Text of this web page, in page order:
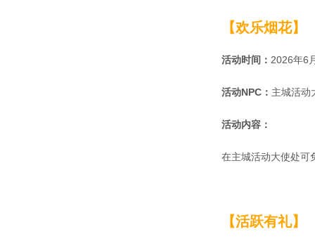
【欢乐烟花】
活动时间： 2026年6
活动NPC： 主城活动
活动内容：
在主城活动大使处可
【活跃有礼】